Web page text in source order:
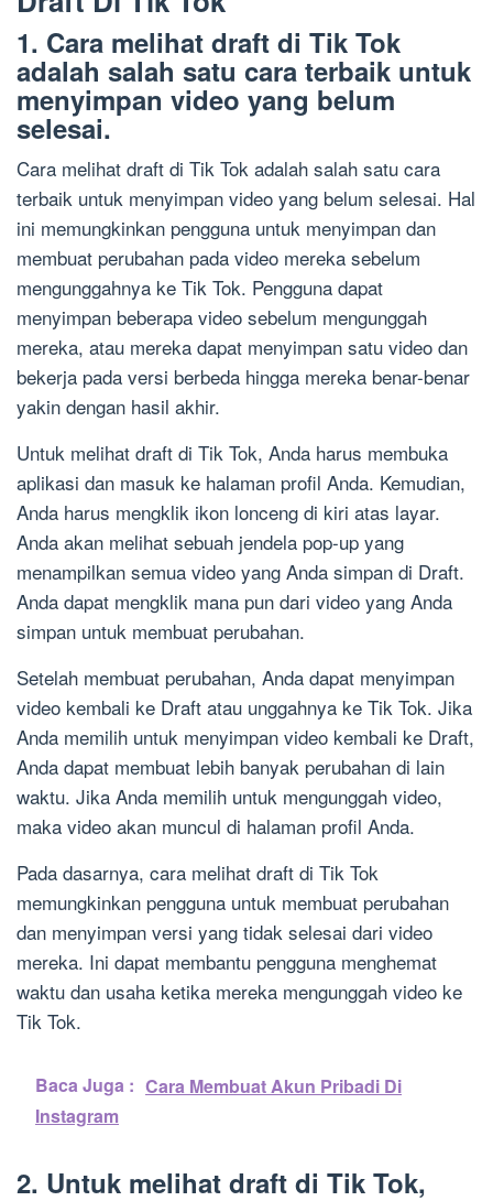
1. Cara melihat draft di Tik Tok
adalah salah satu cara terbaik untuk
menyimpan video yang belum
selesai.
Cara melihat draft di Tik Tok adalah salah satu cara
terbaik untuk menyimpan video yang belum selesai. Hal
ini memungkinkan pengguna untuk menyimpan dan
membuat perubahan pada video mereka sebelum
mengunggahnya ke Tik Tok. Pengguna dapat
menyimpan beberapa video sebelum mengunggah
mereka, atau mereka dapat menyimpan satu video dan
bekerja pada versi berbeda hingga mereka benar-benar
yakin dengan hasil akhir.
Untuk melihat draft di Tik Tok, Anda harus membuka
aplikasi dan masuk ke halaman profil Anda. Kemudian,
Anda harus mengklik ikon lonceng di kiri atas layar.
Anda akan melihat sebuah jendela pop-up yang
menampilkan semua video yang Anda simpan di Draft.
Anda dapat mengklik mana pun dari video yang Anda
simpan untuk membuat perubahan.
Setelah membuat perubahan, Anda dapat menyimpan
video kembali ke Draft atau unggahnya ke Tik Tok. Jika
Anda memilih untuk menyimpan video kembali ke Draft,
Anda dapat membuat lebih banyak perubahan di lain
waktu. Jika Anda memilih untuk mengunggah video,
maka video akan muncul di halaman profil Anda.
Pada dasarnya, cara melihat draft di Tik Tok
memungkinkan pengguna untuk membuat perubahan
dan menyimpan versi yang tidak selesai dari video
mereka. Ini dapat membantu pengguna menghemat
waktu dan usaha ketika mereka mengunggah video ke
Tik Tok.
Baca Juga : Cara Membuat Akun Pribadi Di
Instagram
2. Untuk melihat draft di Tik Tok,